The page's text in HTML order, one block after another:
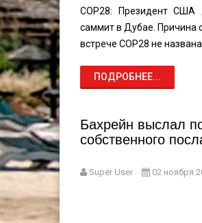
COP28: Президент США
саммит в Дубае. Причина
встрече COP28 не
ПОДРОБНЕЕ...
Бахрейн выслал
собственного
Super User 02 ноября